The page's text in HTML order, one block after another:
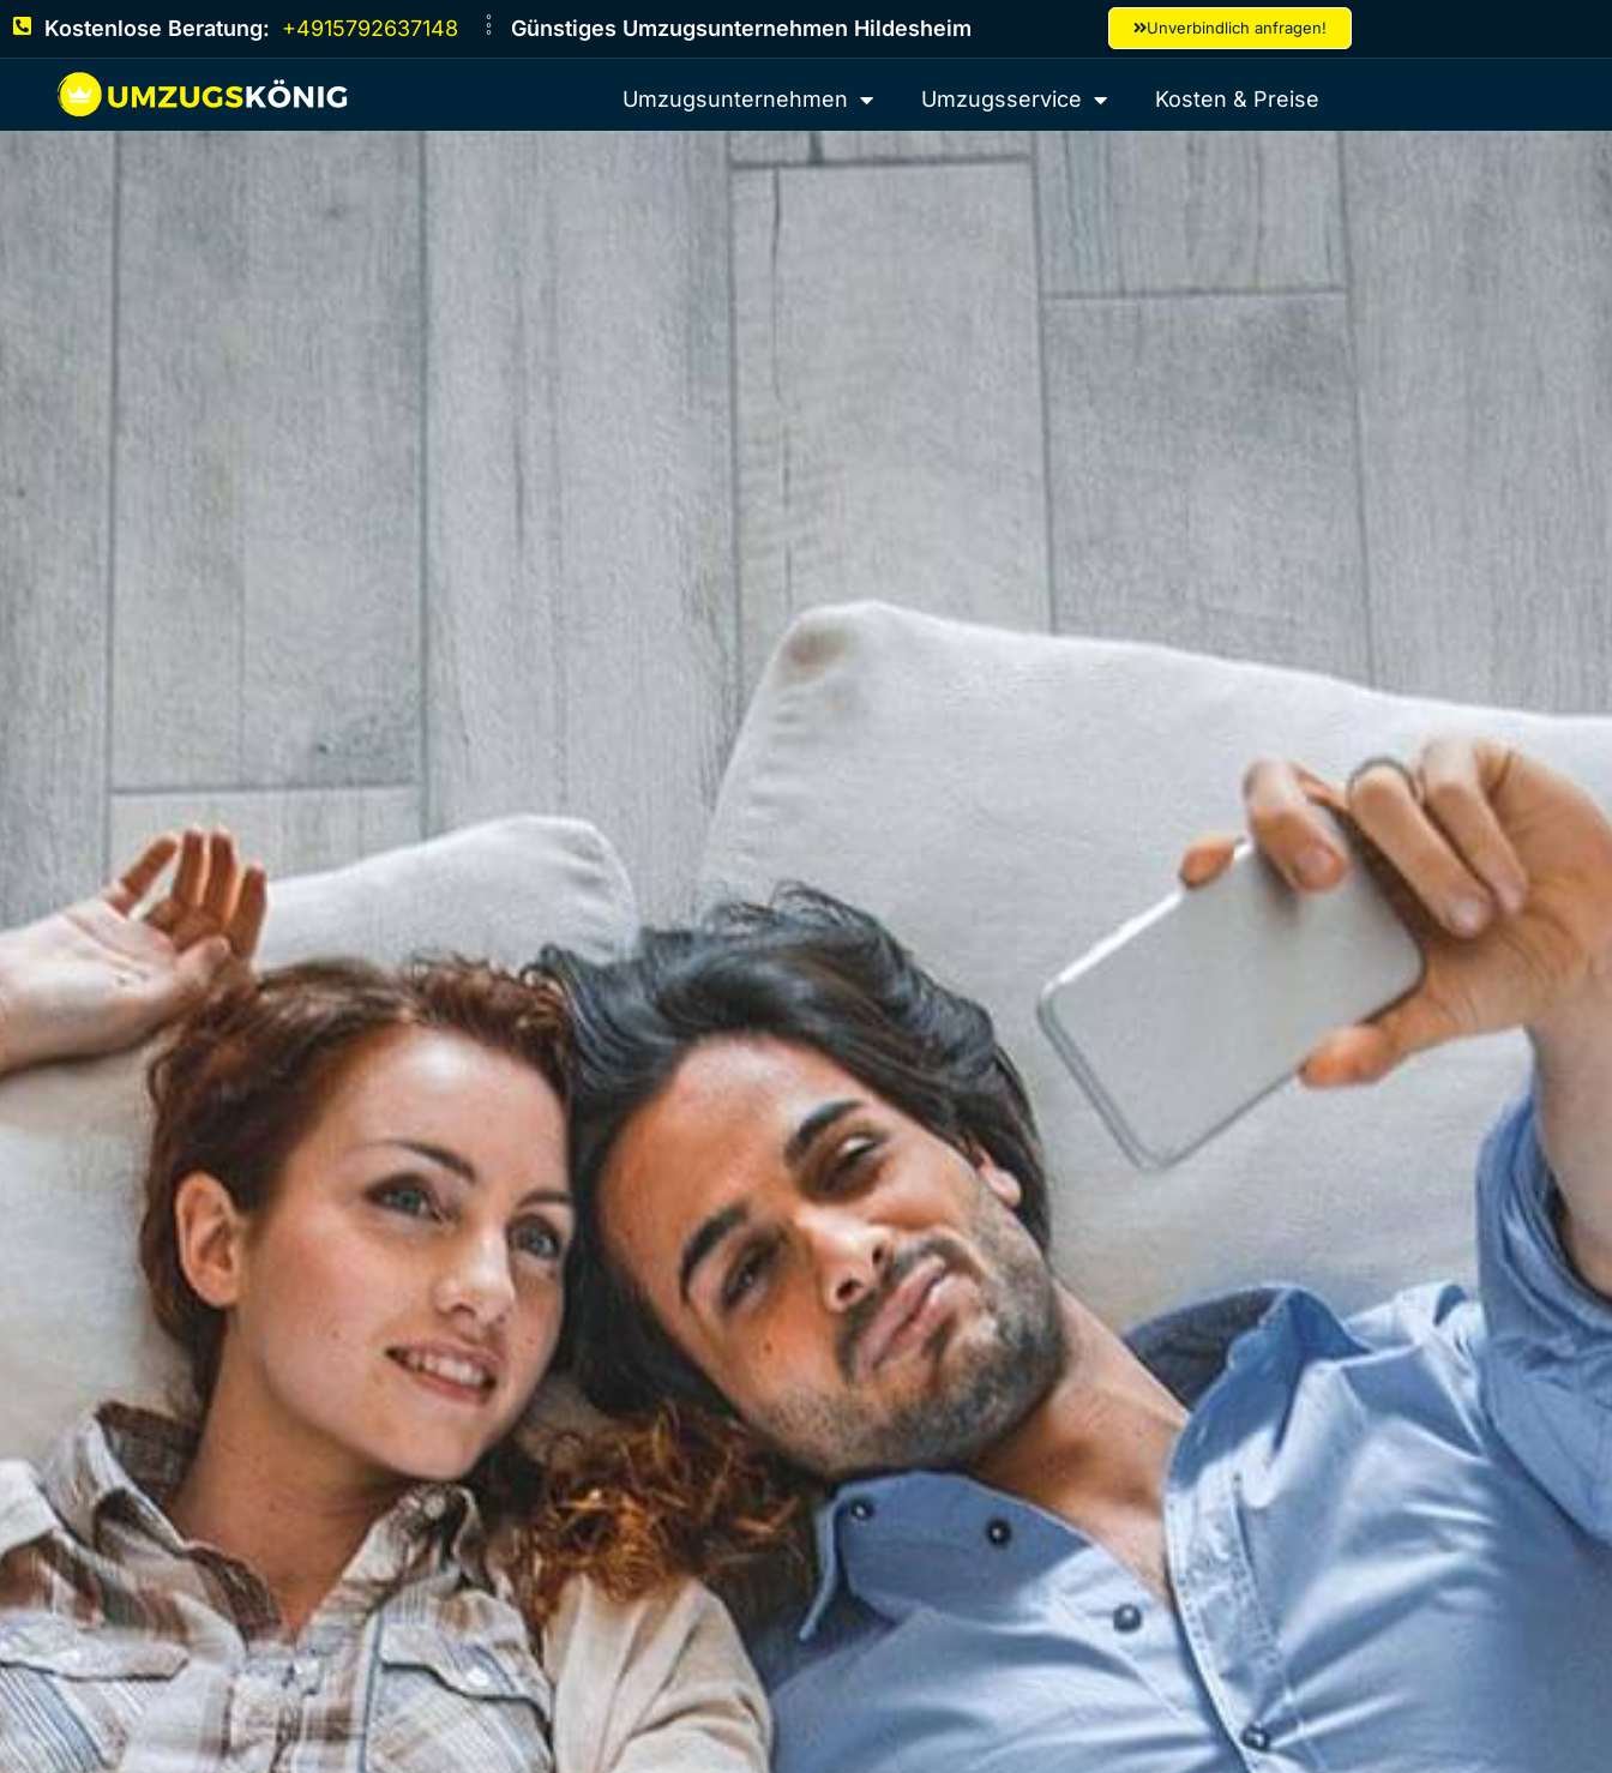
Kostenlose Beratung: +4915792637148 Günstiges Umzugsunternehmen Hildesheim Unverbindlich anfragen!
Umzugsunternehmen Umzugsservice Kosten & Preise